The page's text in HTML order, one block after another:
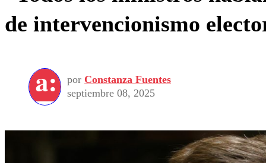
de intervencionismo
por Constanza Fuentes
septiembre 08, 2025